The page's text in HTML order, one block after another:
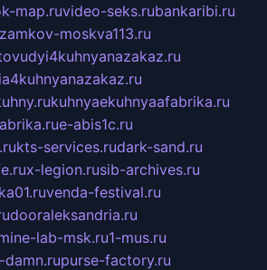
map.ruvideo-seks.rubankaribi.ru
moskva113.ru
kuhnyaekuhnyaafabrika.ru
e-abis1c.ru
kts-services.rudark-sand.ru
x-legion.rusib-archives.ru
venda-festival.ru
dooraleksandria.ru
lab-msk.ru1-mus.ru
damn.rupurse-factory.ru